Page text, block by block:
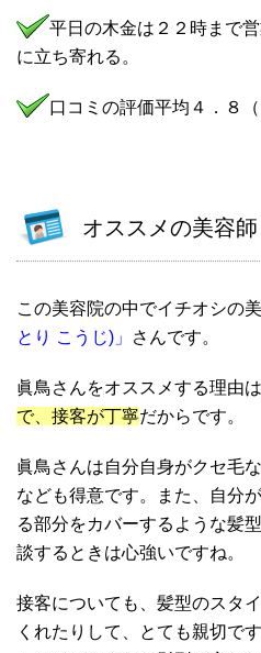
平日の木金は２２時まで
に立ち寄れる。
口コミの評価平均４．８（
オススメの美容師
この美容院の中でイチオシの
とり こうじ)」
さんです。
眞鳥さんをオススメする理由は
で、接客が丁寧だからです。
眞鳥さんは自分自身がクセ毛
なども得意です。また、自分
る部分をカバーするような髪
談するときは心強いですね。
接客についても、髪型のスタ
くれたりして、とても親切で